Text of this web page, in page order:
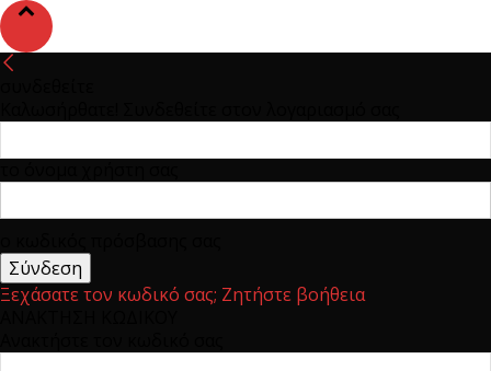
Ξεχάσατε τον κωδικό σας; Ζητήστε βοήθεια